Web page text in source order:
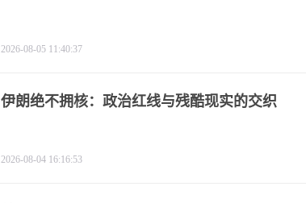
2026-08-05 11:40:37
伊朗绝不拥核：政治红线与残酷现实的交织
2026-08-04 16:16:53